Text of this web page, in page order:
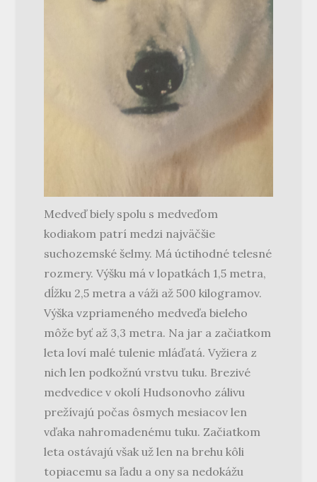
Medveď biely spolu s medveďom
kodiakom patrí medzi najväčšie
suchozemské šelmy. Má úctihodné telesné
rozmery. Výšku má v lopatkách 1,5 metra,
dĺžku 2,5 metra a váži až 500 kilogramov.
Výška vzpriameného medveďa bieleho
môže byť až 3,3 metra. Na jar a začiatkom
leta loví malé tulenie mláďatá. Vyžiera z
nich len podkožnú vrstvu tuku. Brezivé
medvedice v okolí Hudsonovho zálivu
prežívajú počas ôsmych mesiacov len
vďaka nahromadenému tuku. Začiatkom
leta ostávajú však už len na brehu kôli
topiacemu sa ľadu a ony sa nedokážu